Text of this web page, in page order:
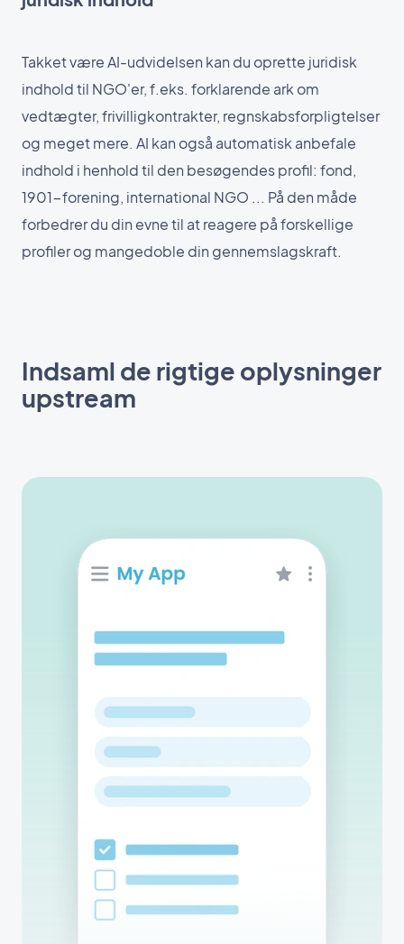
Takket være AI-udvidelsen kan du oprette juridisk
indhold til NGO'er, f.eks. forklarende ark om
vedtægter, frivilligkontrakter, regnskabsforpligtelser
og meget mere. AI kan også automatisk anbefale
indhold i henhold til den besøgendes profil: fond,
1901-forening, international NGO ... På den måde
forbedrer du din evne til at reagere på forskellige
profiler og mangedoble din gennemslagskraft.
Indsaml de rigtige oplysninger
upstream